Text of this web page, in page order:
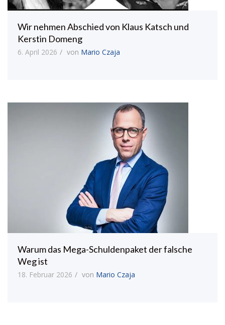
Wir nehmen Abschied von Klaus Katsch und
Kerstin Domeng
6. April 2026 von Mario Czaja
Warum das Mega-Schuldenpaket der falsche
Weg ist
18. Februar 2026 von Mario Czaja